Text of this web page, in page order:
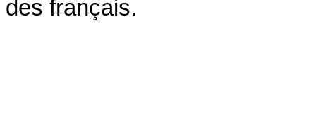
des français.